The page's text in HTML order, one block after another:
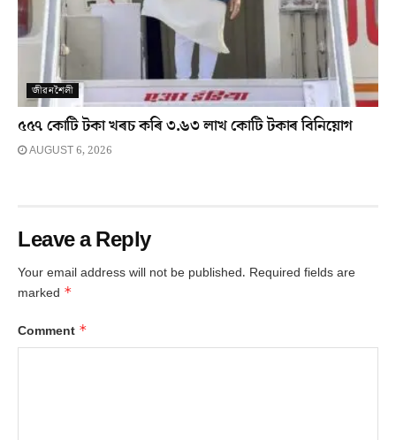
জীৱনশৈলী
৫৫৭ কোটি টকা খৰচ কৰি ৩.৬৩ লাখ কোটি টকাৰ বিনিয়োগ
AUGUST 6, 2026
Leave a Reply
Your email address will not be published. Required fields are
marked *
Comment *